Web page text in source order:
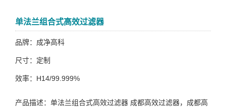
单法兰组合式高效过滤器
品牌：成净高科
尺寸：定制
效率：H14/99.999%
产品描述：单法兰组合式高效过滤器 成都高效过滤器，成都高